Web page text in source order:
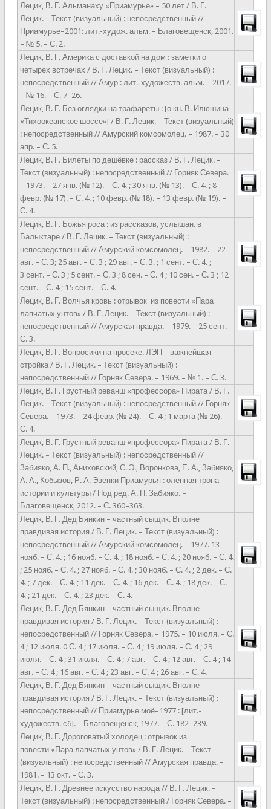
Лецик, В. Г. Альманаху «Приамурье» – 50 лет / В. Г.
Лецик. – Текст (визуальный) : непосредственный //
Приамурье–2001: лит.-худож. альм. – Благовещенск, 2001.
– № 5. – С. 2.
Лецик, В. Г. Америка с доставкой на дом : заметки о
четырех встречах / В. Г. Лецик. – Текст (визуальный) :
непосредственный // Амур : лит.-художеств. альм. – 2017.
– № 16. – С. 7–26.
Лецик, В. Г. Без оглядки на трафареты : [о кн. В. Илюшина
«Тихоокеанское шоссе»] / В. Г. Лецик. – Текст (визуальный)
: непосредственный // Амурский комсомолец. – 1987. – 30
апр. – С. 5.
Лецик, В. Г. Билеты по дешёвке : рассказ / В. Г. Лецик. –
Текст (визуальный) : непосредственный // Горняк Севера.
– 1973. – 27 янв. (№ 12). – С. 4. ; 30 янв. (№ 13). – С. 4. ; 8
февр. (№ 17). – С. 4. ; 10 февр. (№ 18). – 13 февр. (№ 19). –
С. 4.
Лецик, В. Г. Божья роса : из рассказов, услышан. в
Балыктаре / В. Г. Лецик. – Текст (визуальный) :
непосредственный // Амурский комсомолец. – 1982. ­– 22
авг. – С. 3; 25 авг. – С. 3 ; 29 авг. – С. 3. ; 1 сент. – С. 4. ;
3 сент. – С. 3 ; 5 сент. – С. 3 ; 8 сен. – С. 4 ; 10 сен. – С. 3 ; 12
сент. – С. 4 ; 15 сент. – С. 4.
Лецик, В. Г. Волчья кровь : отрывок из повести «Пара
лапчатых унтов» / В. Г. Лецик. – Текст (визуальный) :
непосредственный // Амурская правда. – 1979. – 25 сент. –
С. 3.
Лецик, В. Г. Вопросики на просеке. ЛЭП – важнейшая
стройка / В. Г. Лецик. – Текст (визуальный) :
непосредственный // Горняк Севера. – 1969. – № 1. – С. 3.
Лецик, В. Г. Грустный реванш «профессора» Пирата / В. Г.
Лецик. – Текст (визуальный) : непосредственный // Горняк
Севера. – 1973. – 24 февр. (№ 24). – С. 4 ; 1 марта (№ 26). –
С. 4.
Лецик, В. Г. Грустный реванш «профессора» Пирата / В. Г.
Лецик. – Текст (визуальный) : непосредственный //
Забияко, А. П., Аниховский, С. Э., Воронкова, Е. А., Забияко,
А. А., Кобызов, Р. А. Эвенки Приамурья : оленная тропа
истории и культуры / Под ред. А. П. Забияко. –
Благовещенск, 2012. – С. 360–363.
Лецик, В. Г. Дед Бянкин – частный сыщик. Вполне
правдивая история / В. Г. Лецик. – Текст (визуальный) :
непосредственный // Амурский комсомолец. – 1977. 13
нояб. – С. 4. ; 16 нояб. – С. 4. ; 18 нояб. – С. 4. ; 20 нояб. – С. 4.
; 25 нояб. – С. 4. ; 27 нояб. – С. 4. ; 30 нояб. – С. 4. ; 2 дек. – С.
4. ; 7 дек. – С. 4. ; 11 дек. – С. 4. ; 16 дек. – С. 4. ; 18 дек. – С.
4. ; 21 дек. – С. 4. ; 23 дек. – С. 4.
Лецик, В. Г. Дед Бянкин – частный сыщик. Вполне
правдивая история / В. Г. Лецик. – Текст (визуальный) :
непосредственный // Горняк Севера. – 1975. – 10 июля. – С.
4 ; 12 июля. 0 С. 4 ; 17 июля. – С. 4 ; 19 июля. – С. 4 ; 29
июля. – С. 4 ; 31 июля. – С. 4 ; 7 авг. – С. 4 ; 12 авг. – С. 4 ; 14
авг. – С. 4 ; 16 авг. – С. 4 ; 23 авг. – С. 4 ; 26 авг. – С. 4.
Лецик, В. Г. Дед Бянкин – частный сыщик. Вполне
правдивая история / В. Г. Лецик. – Текст (визуальный) :
непосредственный // Приамурье моё–1977 : [лит.-
художеств. сб]. – Благовещенск, 1977. – С. 182–239.
Лецик, В. Г. Дороговатый холодец : отрывок из
повести «Пара лапчатых унтов» / В. Г. Лецик. – Текст
(визуальный) : непосредственный // Амурская правда. –
1981. – 13 окт. – С. 3.
Лецик, В. Г. Древнее искусство народа // В. Г. Лецик. –
Текст (визуальный) : непосредственный / Горняк Севера. –